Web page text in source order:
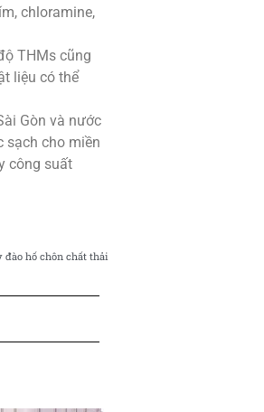
chloramine,
THMs cũng
liệu có thể
Gòn và nước
sạch cho miền
công suất
đào hố chôn chất thải